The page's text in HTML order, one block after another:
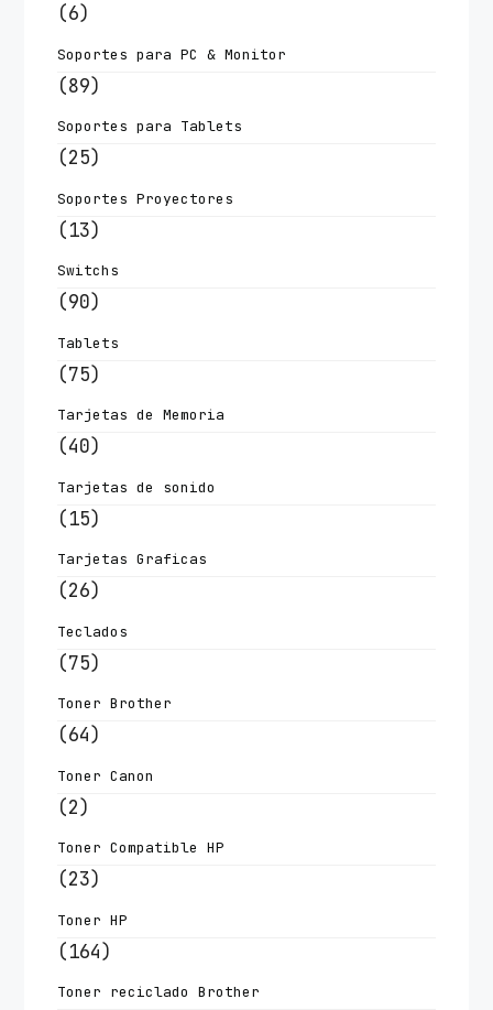
(6)
Soportes para PC & Monitor
(89)
Soportes para Tablets
(25)
Soportes Proyectores
(13)
Switchs
(90)
Tablets
(75)
Tarjetas de Memoria
(40)
Tarjetas de sonido
(15)
Tarjetas Graficas
(26)
Teclados
(75)
Toner Brother
(64)
Toner Canon
(2)
Toner Compatible HP
(23)
Toner HP
(164)
Toner reciclado Brother